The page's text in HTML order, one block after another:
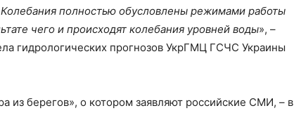
полностью обусловлены режимами работы
чего и происходят колебания уровней воды», –
гидрологических прогнозов УкрГМЦ ГСЧС Украины
из берегов», о котором заявляют российские СМИ, – в